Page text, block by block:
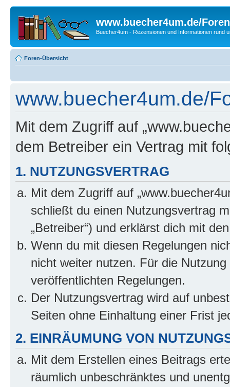
www.buecher4um.de/Foren
Buecher4um - Rezensionen und Informationen rund
Foren-Übersicht
www.buecher4um.de/
Mit dem Zugriff auf
dem Betreiber ein Vertrag mit
1. NUTZUNGSVERTRAG
Mit dem Zugriff auf
schließt du einen Nutzungsvertrag
„Betreiber“) und erklärst dich mit
Wenn du mit diesen Regelungen
nicht weiter nutzen. Für die
veröffentlichten Regelungen.
Der Nutzungsvertrag wird auf
Seiten ohne Einhaltung einer Frist
2. EINRÄUMUNG VON
Mit dem Erstellen eines Beitrags
räumlich unbeschränktes und